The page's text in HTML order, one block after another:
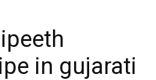
in gujarati